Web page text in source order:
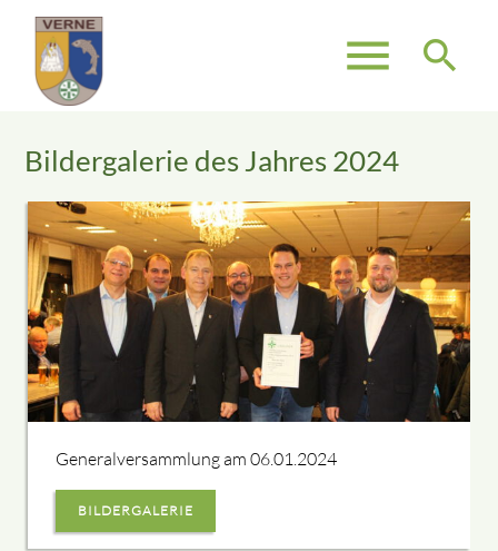
menu search
Suchbegriffe SUCHEN
Bildergalerie des Jahres 2024
Generalversammlung am 06.01.2024
BILDERGALERIE